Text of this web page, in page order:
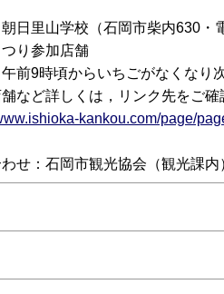
日里山学校（石岡市柴内630・
り参加店舗
前9時頃からいちごがなくなり
など詳しくは，リンク先をご確
kankou.com/page/
わせ：石岡市観光協会（観光課